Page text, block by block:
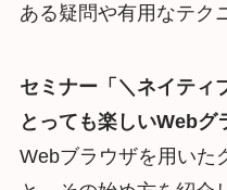
ある疑問や有用なテク
セミナー「＼ネイティ
とっても楽しいWebグ
Webブラウザを用いた